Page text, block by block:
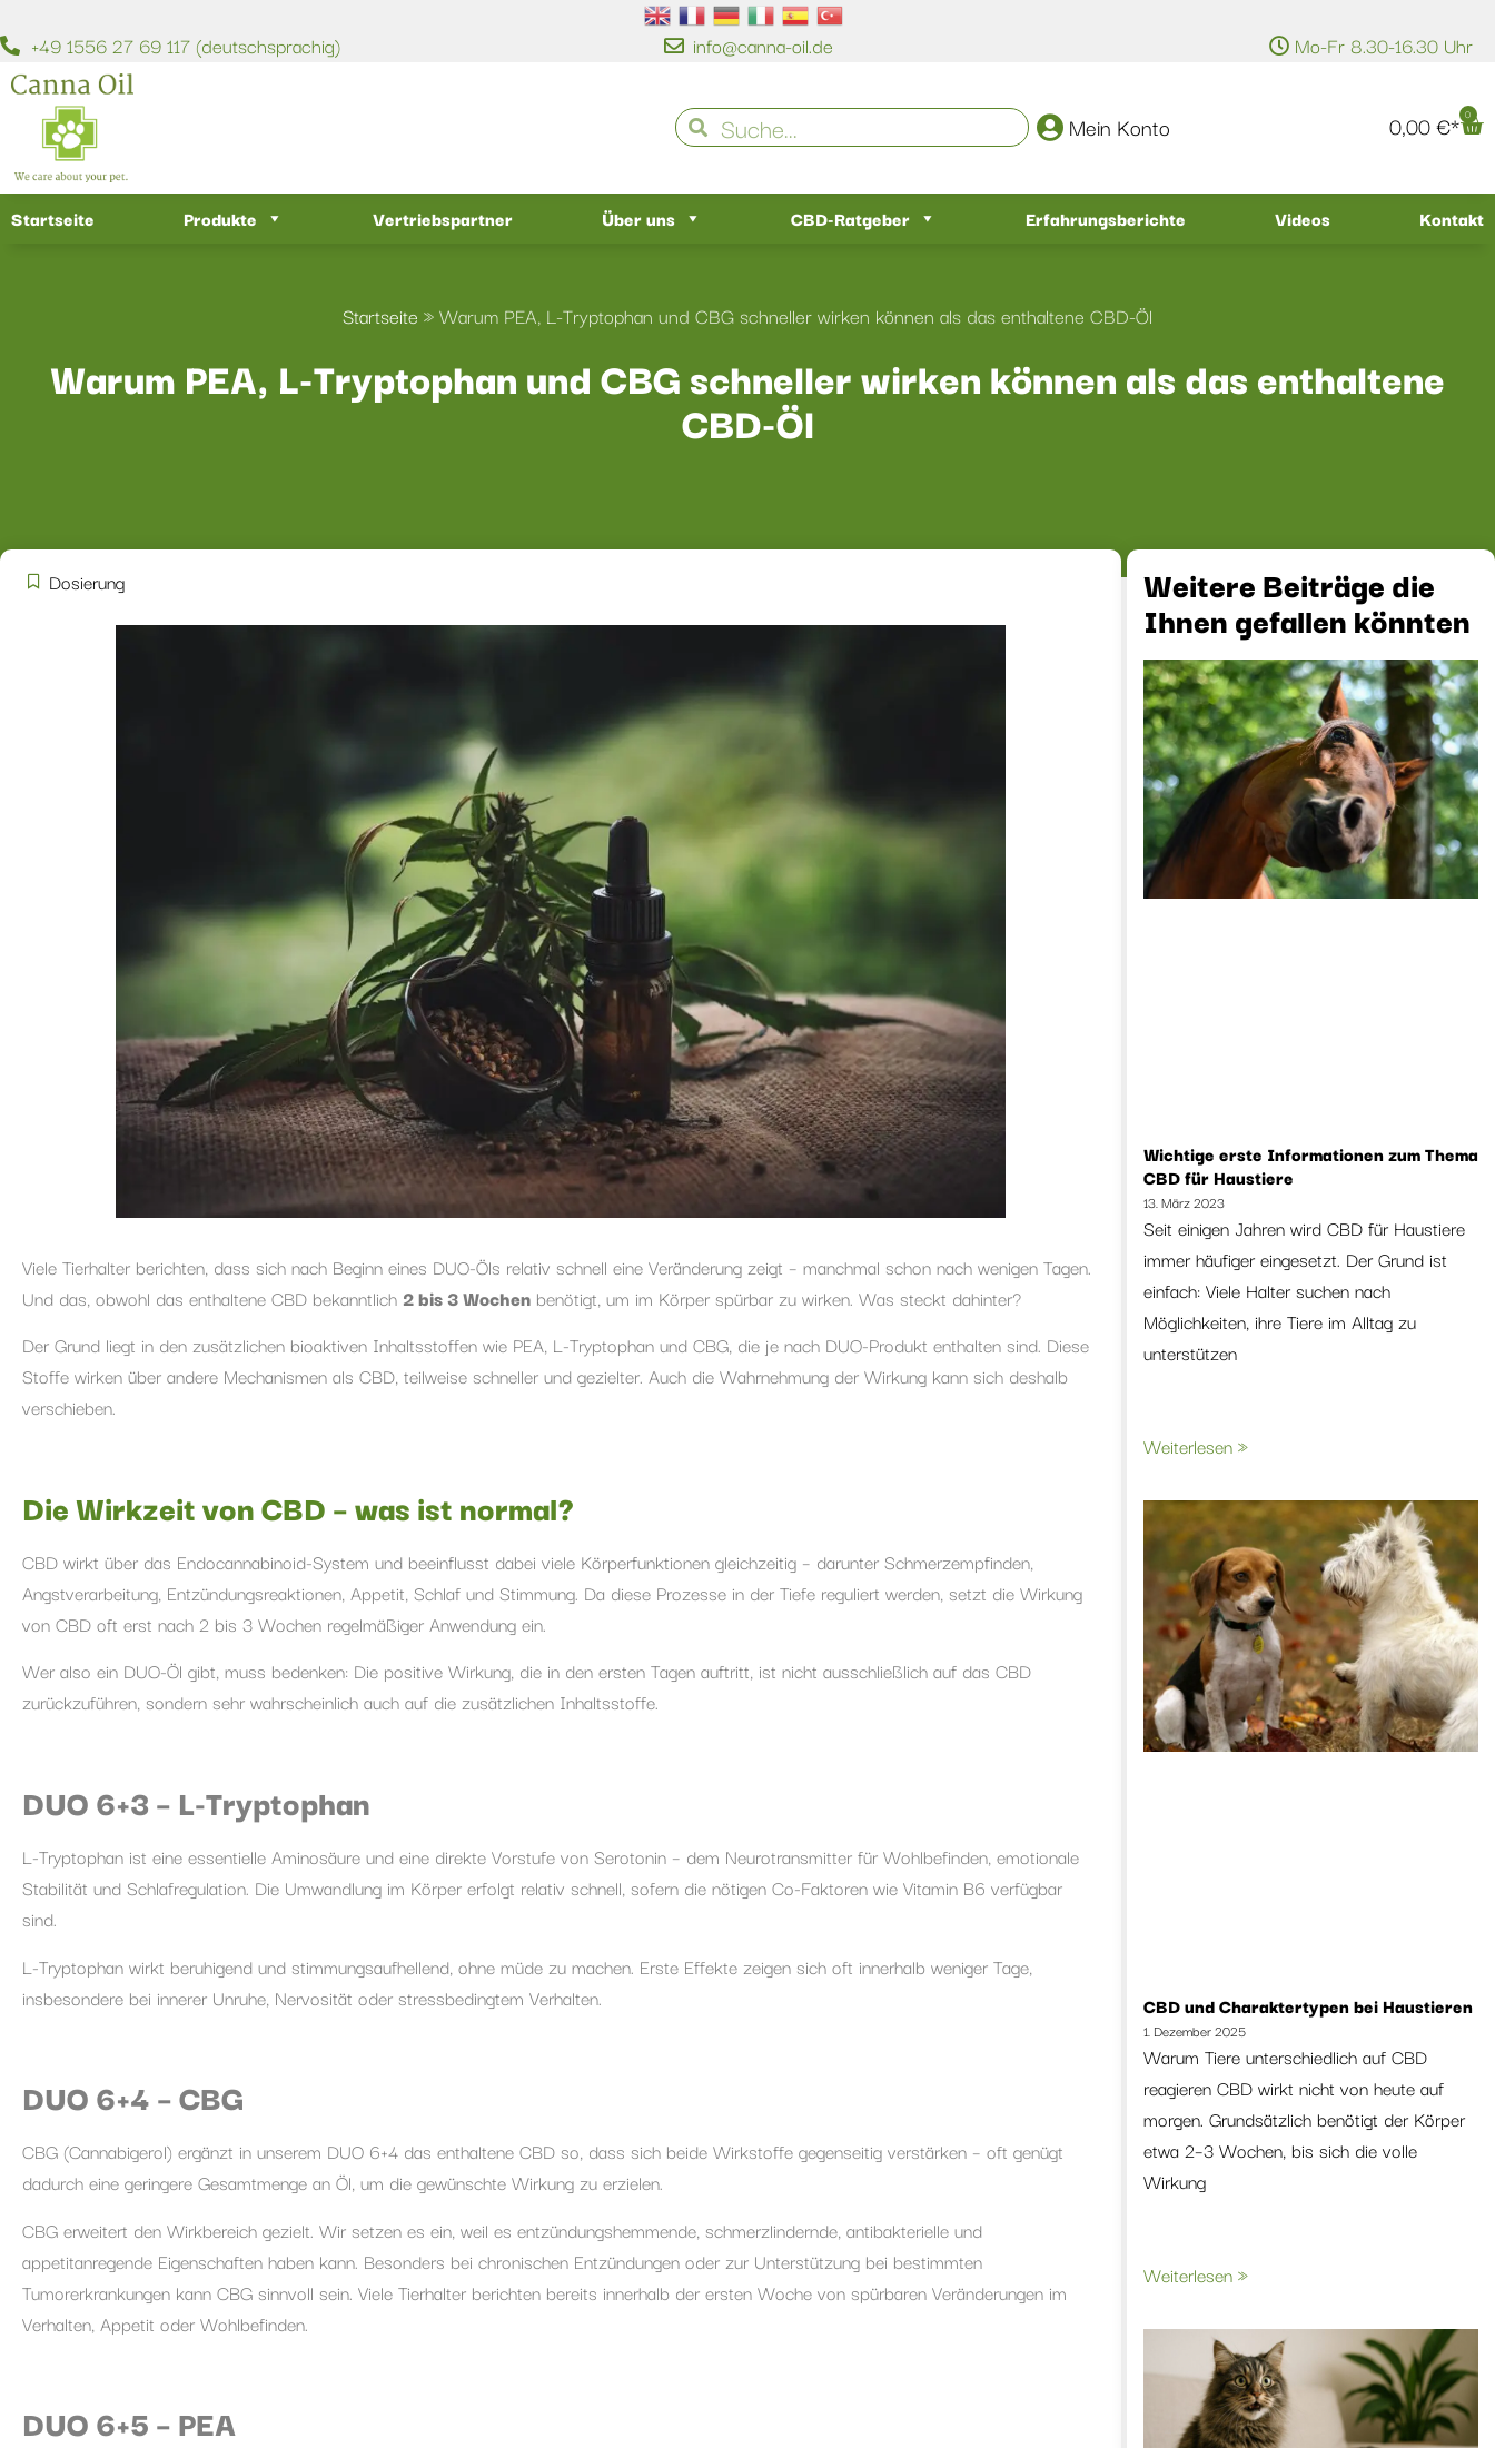
+49 1556 27 69 117 (deutschsprachig) info@canna-oil.de Mo-Fr 8.30-16.30 Uhr
Mein Konto 0,00€ 0
Startseite Produkte Vertriebspartner Über uns CBD-Ratgeber Erfahrungsberichte Videos Kontakt
Startseite »Warum PEA, L-Tryptophan und CBG schneller wirken können als das enthaltene CBD-Öl
Warum PEA, L-Tryptophan und CBG schneller wirken können als das enthaltene
CBD-Öl
Dosierung
Viele Tierhalter berichten, dass sich nach Beginn eines DUO-Öls relativ schnell eine Veränderung zeigt – manchmal schon nach wenigen Tagen.
Und das, obwohl das enthaltene CBD bekanntlich 2 bis 3 Wochen benötigt, um im Körper spürbar zu wirken. Was steckt dahinter?
Der Grund liegt in den zusätzlichen bioaktiven Inhaltsstoffen wie PEA, L-Tryptophan und CBG, die je nach DUO-Produkt enthalten sind. Diese
Stoffe wirken über andere Mechanismen als CBD, teilweise schneller und gezielter. Auch die Wahrnehmung der Wirkung kann sich deshalb
verschieben.
Die Wirkzeit von CBD – was ist normal?
CBD wirkt über das Endocannabinoid-System und beeinflusst dabei viele Körperfunktionen gleichzeitig – darunter Schmerzempfinden,
Angstverarbeitung, Entzündungsreaktionen, Appetit, Schlaf und Stimmung. Da diese Prozesse in der Tiefe reguliert werden, setzt die Wirkung
von CBD oft erst nach 2 bis 3 Wochen regelmäßiger Anwendung ein.
Wer also ein DUO-Öl gibt, muss bedenken: Die positive Wirkung, die in den ersten Tagen auftritt, ist nicht ausschließlich auf das CBD
zurückzuführen, sondern sehr wahrscheinlich auch auf die zusätzlichen Inhaltsstoffe.
DUO 6+3 – L-Tryptophan
L-Tryptophan ist eine essentielle Aminosäure und eine direkte Vorstufe von Serotonin – dem Neurotransmitter für Wohlbefinden, emotionale
Stabilität und Schlafregulation. Die Umwandlung im Körper erfolgt relativ schnell, sofern die nötigen Co-Faktoren wie Vitamin B6 verfügbar
sind.
L-Tryptophan wirkt beruhigend und stimmungsaufhellend, ohne müde zu machen. Erste Effekte zeigen sich oft innerhalb weniger Tage,
insbesondere bei innerer Unruhe, Nervosität oder stressbedingtem Verhalten.
DUO 6+4 – CBG
CBG (Cannabigerol) ergänzt in unserem DUO 6+4 das enthaltene CBD so, dass sich beide Wirkstoffe gegenseitig verstärken – oft genügt
dadurch eine geringere Gesamtmenge an Öl, um die gewünschte Wirkung zu erzielen.
CBG erweitert den Wirkbereich gezielt. Wir setzen es ein, weil es entzündungshemmende, schmerzlindernde, antibakterielle und
appetitanregende Eigenschaften haben kann. Besonders bei chronischen Entzündungen oder zur Unterstützung bei bestimmten
Tumorerkrankungen kann CBG sinnvoll sein. Viele Tierhalter berichten bereits innerhalb der ersten Woche von spürbaren Veränderungen im
Verhalten, Appetit oder Wohlbefinden.
DUO 6+5 – PEA
Weitere Beiträge die
Ihnen gefallen könnten
Wichtige erste Informationen zum Thema
CBD für Haustiere
13. März 2023
Seit einigen Jahren wird CBD für Haustiere
immer häufiger eingesetzt. Der Grund ist
einfach: Viele Halter suchen nach
Möglichkeiten, ihre Tiere im Alltag zu
unterstützen
Weiterlesen »
CBD und Charaktertypen bei Haustieren
1. Dezember 2025
Warum Tiere unterschiedlich auf CBD
reagieren CBD wirkt nicht von heute auf
morgen. Grundsätzlich benötigt der Körper
etwa 2–3 Wochen, bis sich die volle
Wirkung
Weiterlesen »